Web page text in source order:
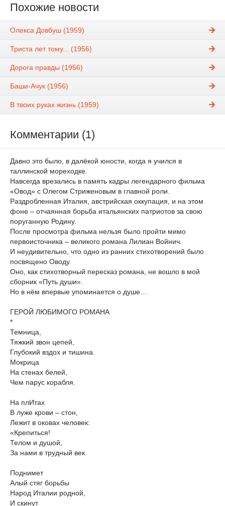
Похожие новости
Олекса Довбуш (1959)
Триста лет тому... (1956)
Дорога правды (1956)
Баши-Ачук (1956)
В твоих руках жизнь (1959)
Комментарии (1)
Давно это было, в далёкой юности, когда я учился в
таллинской мореходке.
Навсегда врезались в память кадры легендарного фильма
«Овод» с Олегом Стриженовым в главной роли.
Раздробленная Италия, австрийская оккупация, и на этом
фоне – отчаянная борьба итальянских патриотов за свою
поруганную Родину.
После просмотра фильма нельзя было пройти мимо
первоисточника – великого романа Лилиан Войнич.
И неудивительно, что одно из ранних стихотворений было
посвящено Оводу.
Оно, как стихотворный пересказ романа, не вошло в мой
сборник «Путь души».
Но в нём впервые упоминается о душе…
ГЕРОЙ ЛЮБИМОГО РОМАНА
*
Темница,
Тяжкий звон цепей,
Глубокий вздох и тишина.
Мокрица
На стенах белей,
Чем парус корабля.
На плИтах
В луже крови – стон,
Лежит в оковах человек:
«Крепиться!
Телом и душой,
За нами в трудный век
Поднимет
Алый стяг борьбы
Народ Италии родной,
И скинут